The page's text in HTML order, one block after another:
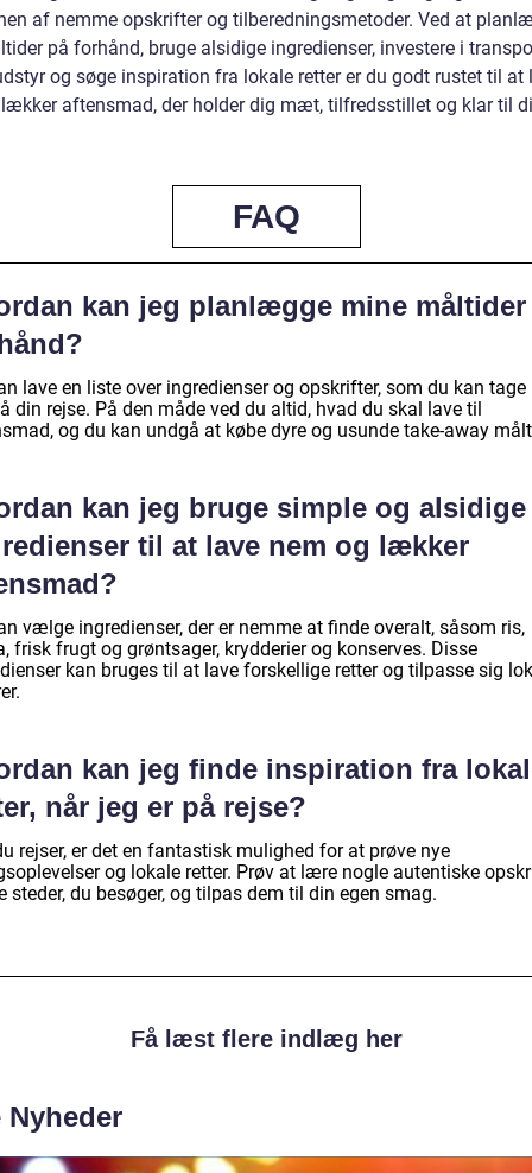
af nemme opskrifter og tilberedningsmetoder. Ved at
på forhånd, bruge alsidige ingredienser, investere i
og søge inspiration fra lokale retter er du godt rustet til at
aftensmad, der holder dig mæt, tilfredsstillet og klar til
FAQ
kan jeg planlægge mine måltider
lave en liste over ingredienser og opskrifter, som du kan tage
din rejse. På den måde ved du altid, hvad du skal lave til
og du kan undgå at købe dyre og usunde take-away
kan jeg bruge simple og alsidige
til at lave nem og lækker
vælge ingredienser, der er nemme at finde overalt, såsom ris,
frisk frugt og grøntsager, krydderier og konserves. Disse
kan bruges til at lave forskellige retter og tilpasse sig
kan jeg finde inspiration fra
når jeg er på rejse?
rejser, er det en fantastisk mulighed for at prøve nye
og lokale retter. Prøv at lære nogle autentiske
steder, du besøger, og tilpas dem til din egen smag.
Få læst flere indlæg her
Nyheder